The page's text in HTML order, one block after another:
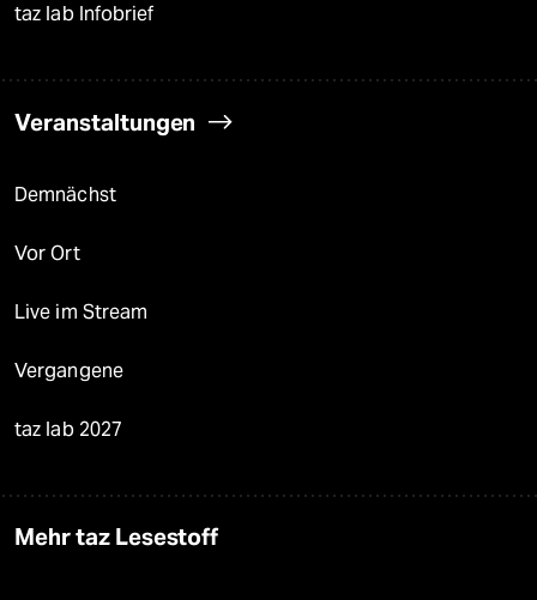
taz lab Infobrief
Veranstaltungen
Demnächst
Vor Ort
Live im Stream
Vergangene
taz lab 2027
Mehr taz Lesestoff